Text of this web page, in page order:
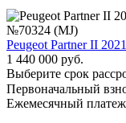
№70324 (MJ)
Peugeot Partner II
1 440 000 руб.
Выберите срок
Первоначальный
Ежемесячный